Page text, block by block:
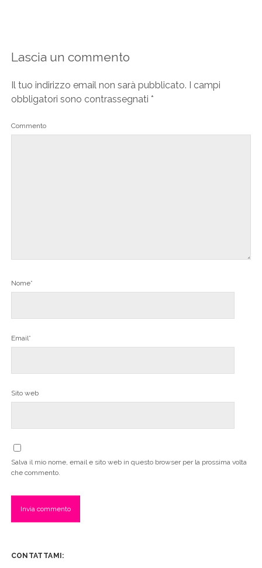
Lascia un commento
Il tuo indirizzo email non sarà pubblicato. I campi
obbligatori sono contrassegnati *
Commento
Nome*
Email*
Sito web
Salva il mio nome, email e sito web in questo browser per la prossima volta
che commento.
CONTATTAMI: